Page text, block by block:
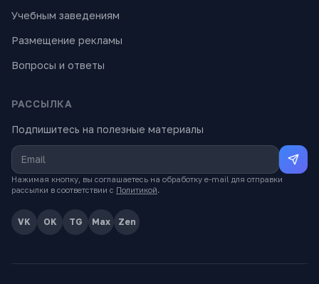
Учебным заведениям
Размещение рекламы
Вопросы и ответы
РАССЫЛКА
Подпишитесь на полезные материалы
Нажимая кнопку, вы соглашаетесь на обработку e-mail для отправки
рассылки в соответствии с Политикой.
VK OK TG Max Zen